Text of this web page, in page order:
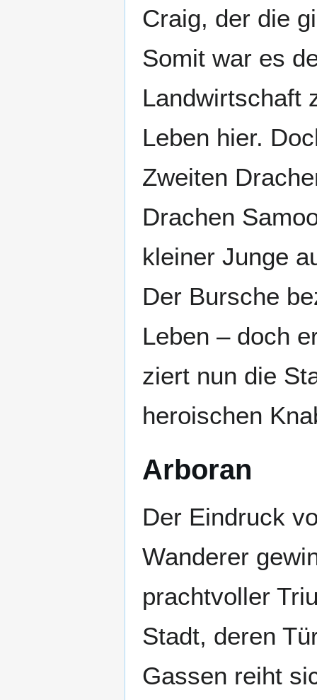
Craig, der die
Somit war es
Landwirtschaft
Leben hier.
Zweiten
Drachen
kleiner Junge
Der Bursche
Leben – doch
ziert nun die
heroischen
Arboran
Der Eindruck
Wanderer
prachtvoller
Stadt, deren
Gassen reiht